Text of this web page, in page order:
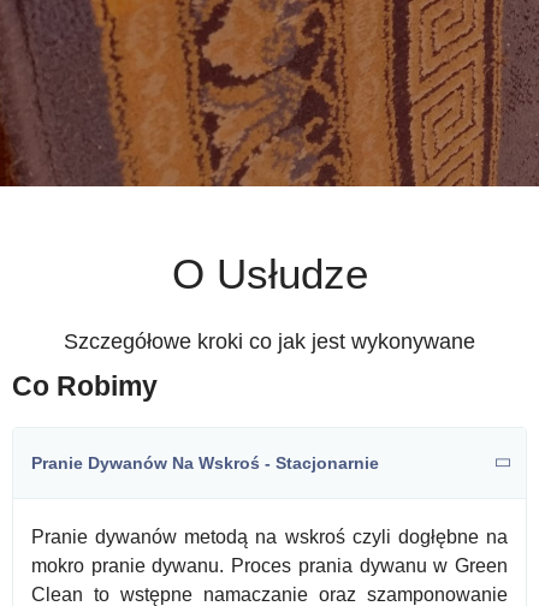
O Usłudze
Szczegółowe kroki co jak jest wykonywane
Co Robimy
Pranie Dywanów Na Wskroś - Stacjonarnie
Pranie dywanów metodą na wskroś czyli dogłębne na
mokro pranie dywanu. Proces prania dywanu w Green
Clean to wstępne namaczanie oraz szamponowanie